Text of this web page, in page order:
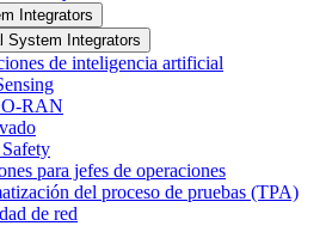
Integrators
System Integrators
de inteligencia artificial
O-RAN
para jefes de operaciones
del proceso de pruebas (TPA)
de red